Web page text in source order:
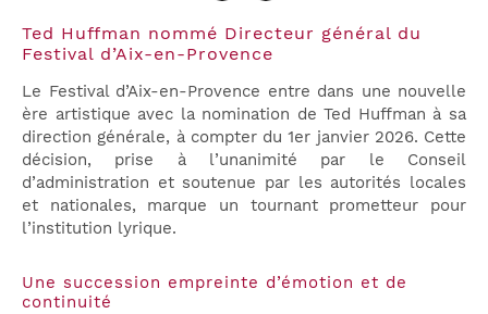
Ted Huffman nommé Directeur général du
Festival d’Aix-en-Provence
Le Festival d’Aix-en-Provence entre dans une nouvelle
ère artistique avec la nomination de Ted Huffman à sa
direction générale, à compter du 1er janvier 2026. Cette
décision, prise à l’unanimité par le Conseil
d’administration et soutenue par les autorités locales
et nationales, marque un tournant prometteur pour
l’institution lyrique.
Une succession empreinte d’émotion et de
continuité